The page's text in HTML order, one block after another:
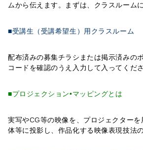
ムから伝えます。まずは、クラスルーム
■受講生（受講希望生）用クラスルーム
配布済みの募集チラシまたは掲示済みの
コードを確認のうえ入力して入ってくださ
■プロジェクション•マッピングとは
実写やCG等の映像を、プロジェクター
体等に投影し、作品化する映像表現技法